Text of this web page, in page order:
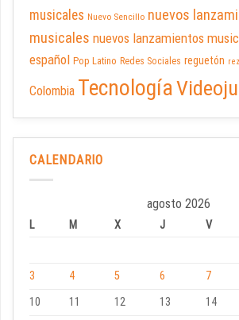
musicales Nuevo Sencillo nuevos
musicales nuevos lanzamientos
español Pop Latino Redes Sociales reguetón
Colombia Tecnología
CALENDARIO
agosto 2026
L M X J V
3
4 5 6 7
10
11 12 13 14